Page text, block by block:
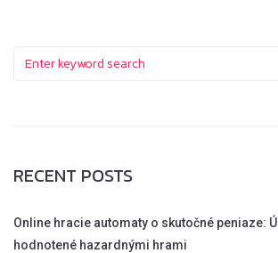
RECENT POSTS
Online hracie automaty o skutočné peniaze:
hodnotené hazardnými hrami